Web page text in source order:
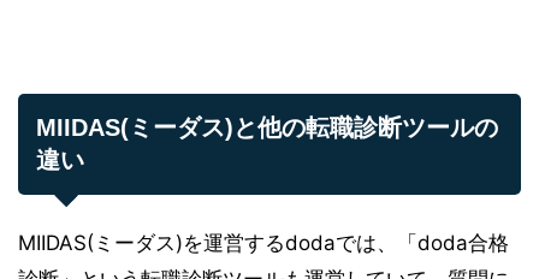
MIIDAS(ミーダス)と他の転職診断ツールの
違い
MIIDAS(ミーダス)を運営するdodaでは、「doda合格